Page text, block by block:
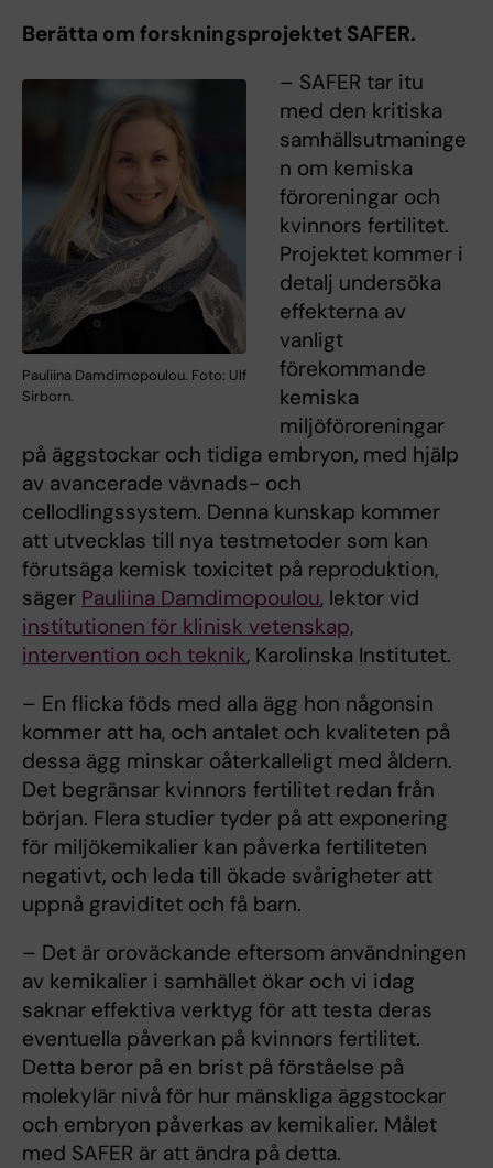
Berätta om forskningsprojektet SAFER.
Pauliina Damdimopoulou. Foto: Ulf
Sirborn.
– SAFER tar itu
med den kritiska
samhällsutmaninge
n om kemiska
föroreningar och
kvinnors fertilitet.
Projektet kommer i
detalj undersöka
effekterna av
vanligt
förekommande
kemiska
miljöföroreningar
på äggstockar och tidiga embryon, med hjälp
av avancerade vävnads- och
cellodlingssystem. Denna kunskap kommer
att utvecklas till nya testmetoder som kan
förutsäga kemisk toxicitet på reproduktion,
säger Pauliina Damdimopoulou, lektor vid
institutionen för klinisk vetenskap,
intervention och teknik, Karolinska Institutet.
– En flicka föds med alla ägg hon någonsin
kommer att ha, och antalet och kvaliteten på
dessa ägg minskar oåterkalleligt med åldern.
Det begränsar kvinnors fertilitet redan från
början. Flera studier tyder på att exponering
för miljökemikalier kan påverka fertiliteten
negativt, och leda till ökade svårigheter att
uppnå graviditet och få barn.
– Det är oroväckande eftersom användningen
av kemikalier i samhället ökar och vi idag
saknar effektiva verktyg för att testa deras
eventuella påverkan på kvinnors fertilitet.
Detta beror på en brist på förståelse på
molekylär nivå för hur mänskliga äggstockar
och embryon påverkas av kemikalier. Målet
med SAFER är att ändra på detta.